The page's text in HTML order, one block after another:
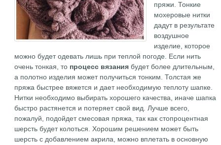
пряжи. Тонкие
мохеровые нитки
дадут в результате
воздушное
изделие, которое
можно будет одевать лишь при теплой погоде. Если нить
очень тонкая, то процесс вязания будет более длительным,
а полотно изделия может получиться тонким. Толстая же
пряжа быстрее вяжется и дает необходимую теплоту шапке.
Нитки необходимо выбирать хорошего качества, иначе шапка
быстро растянется и потеряет свой вид. Лучше всего,
пожалуй, подойдет смесовая пряжа, так как стопроцентная
шерсть будет колоться. Хорошим решением может быть
шерсть с добавлением акрила, можно вплетать в основную